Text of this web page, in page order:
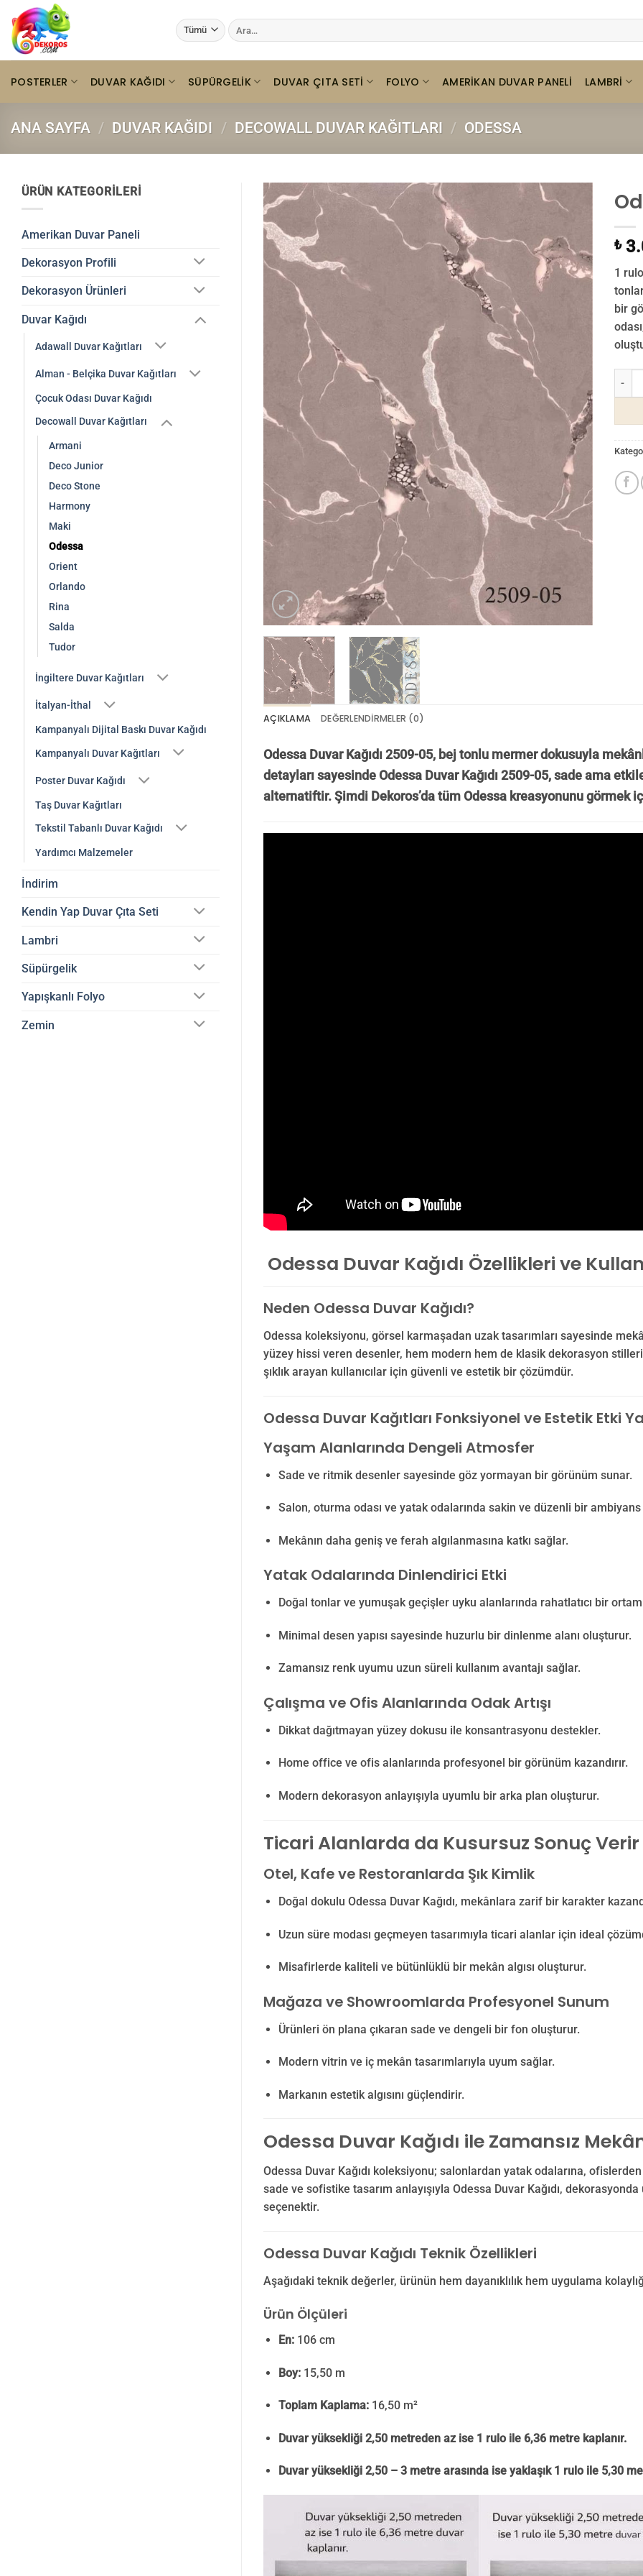
İçeriğe
atla
Ara:
POSTERLER DUVAR KAĞIDI SÜPÜRGELIK DUVAR ÇITA SETI FOLYO AMERIKAN DUVAR PANELI LAMBRI
ANA SAYFA / DUVAR KAĞIDI / DECOWALL DUVAR KAĞITLARI / ODESSA
ÜRÜN KATEGORILERI
Amerikan Duvar Paneli
Dekorasyon Profili
Dekorasyon Ürünleri
Duvar Kağıdı
Adawall Duvar Kağıtları
Alman - Belçika Duvar Kağıtları
Çocuk Odası Duvar Kağıdı
Decowall Duvar Kağıtları
Armani
Deco Junior
Deco Stone
Harmony
Maki
Odessa
Orient
Orlando
Rina
Salda
Tudor
İngiltere Duvar Kağıtları
İtalyan-İthal
Kampanyalı Dijital Baskı Duvar Kağıdı
Kampanyalı Duvar Kağıtları
Poster Duvar Kağıdı
Taş Duvar Kağıtları
Tekstil Tabanlı Duvar Kağıdı
Yardımcı Malzemeler
İndirim
Kendin Yap Duvar Çıta Seti
Lambri
Süpürgelik
Yapışkanlı Folyo
Zemin
₺
1
bir
AÇIKLAMA DEĞERLENDIRMELER (0)
Odessa Duvar Kağıdı 2509-05, bej tonlu mermer dokusuyla
detayları sayesinde Odessa Duvar Kağıdı 2509-05, sade ama
alternatiftir.Şimdi Dekoros’da tüm Odessa kreasyonunu görmek
Odessa Duvar Kağıdı Özellikleri ve
Neden Odessa Duvar Kağıdı?
Odessa koleksiyonu, görsel karmaşadan uzak tasarımları sayesinde
yüzey hissi veren desenler, hem modern hem de klasik dekorasyon
şıklık arayan kullanıcılar için güvenli ve estetik bir çözümdür.
Odessa Duvar Kağıtları Fonksiyonel ve Estetik Etki
Yaşam Alanlarında Dengeli Atmosfer
Sade ve ritmik desenler sayesinde göz yormayan bir görünüm sunar.
Salon, oturma odası ve yatak odalarında sakin ve düzenli bir
Mekânın daha geniş ve ferah algılanmasına katkı sağlar.
Yatak Odalarında Dinlendirici Etki
Doğal tonlar ve yumuşak geçişler uyku alanlarında rahatlatıcı bir ortam
Minimal desen yapısı sayesinde huzurlu bir dinlenme alanı oluşturur.
Zamansız renk uyumu uzun süreli kullanım avantajı sağlar.
Çalışma ve Ofis Alanlarında Odak Artışı
Dikkat dağıtmayan yüzey dokusu ile konsantrasyonu destekler.
Home office ve ofis alanlarında profesyonel bir görünüm kazandırır.
Modern dekorasyon anlayışıyla uyumlu bir arka plan oluşturur.
Ticari Alanlarda da Kusursuz Sonuç Verir
Otel, Kafe ve Restoranlarda Şık Kimlik
Doğal dokulu Odessa Duvar Kağıdı, mekânlara zarif bir karakter
Uzun süre modası geçmeyen tasarımıyla ticari alanlar için ideal
Misafirlerde kaliteli ve bütünlüklü bir mekân algısı oluşturur.
Mağaza ve Showroomlarda Profesyonel Sunum
Ürünleri ön plana çıkaran sade ve dengeli bir fon oluşturur.
Modern vitrin ve iç mekân tasarımlarıyla uyum sağlar.
Markanın estetik algısını güçlendirir.
Odessa Duvar Kağıdı ile Zamansız
Odessa Duvar Kağıdı koleksiyonu; salonlardan yatak odalarına,
sade ve sofistike tasarım anlayışıyla Odessa Duvar Kağıdı,
seçenektir.
Odessa Duvar Kağıdı Teknik Özellikleri
Aşağıdaki teknik değerler, ürünün hem dayanıklılık hem uygulama
Ürün Ölçüleri
En:106 cm
Boy:15,50 m
Toplam Kaplama:16,50 m²
Duvar yüksekliği 2,50 metreden az ise 1 rulo ile 6,36 metre kaplanır.
Duvar yüksekliği 2,50 – 3 metre arasında ise yaklaşık 1 rulo ile 5,30